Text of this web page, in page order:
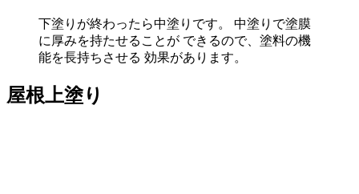
下塗りが終わったら中塗りです。 中塗りで塗膜
に厚みを持たせることが できるので、塗料の機
能を長持ちさせる 効果があります。
屋根上塗り